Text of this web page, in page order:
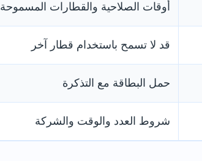
أوقات الصلاحية والقطارات المسموحة
قد لا تسمح باستخدام قطار آخر
حمل البطاقة مع التذكرة
شروط العدد والوقت والشركة